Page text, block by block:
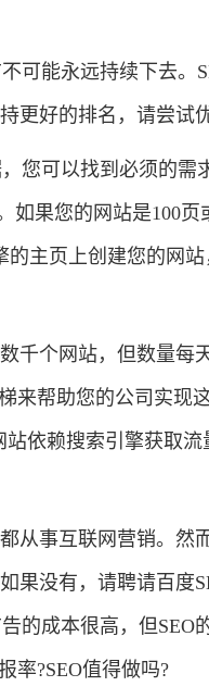
可能永远持续下去。
好的排名，请尝试优
您可以找到必须的需
如果您的网站是100页
主页上创建您的网
千个网站，但数量每
来帮助您的公司实现
依赖搜索引擎获取流
从事互联网营销。然
果没有，请聘请百度
的成本很高，但SEO
率?SEO值得做吗?